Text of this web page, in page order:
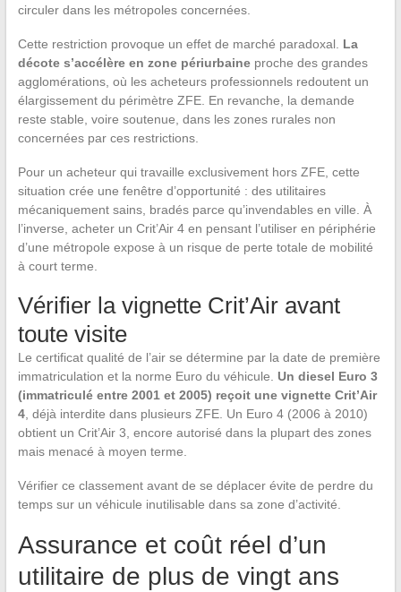
circuler dans les métropoles concernées.
Cette restriction provoque un effet de marché paradoxal. La
décote s’accélère en zone périurbaineproche des grandes
agglomérations, où les acheteurs professionnels redoutent un
élargissement du périmètre ZFE. En revanche, la demande
reste stable, voire soutenue, dans les zones rurales non
concernées par ces restrictions.
Pour un acheteur qui travaille exclusivement hors ZFE, cette
situation crée une fenêtre d’opportunité : des utilitaires
mécaniquement sains, bradés parce qu’invendables en ville. À
l’inverse, acheter un Crit’Air 4 en pensant l’utiliser en périphérie
d’une métropole expose à un risque de perte totale de mobilité
à court terme.
Vérifier la vignette Crit’Air avant
toute visite
Le certificat qualité de l’air se détermine par la date de première
immatriculation et la norme Euro du véhicule. Un diesel Euro 3
(immatriculé entre 2001 et 2005) reçoit une vignette Crit’Air
4, déjà interdite dans plusieurs ZFE. Un Euro 4 (2006 à 2010)
obtient un Crit’Air 3, encore autorisé dans la plupart des zones
mais menacé à moyen terme.
Vérifier ce classement avant de se déplacer évite de perdre du
temps sur un véhicule inutilisable dans sa zone d’activité.
Assurance et coût réel d’un
utilitaire de plus de vingt ans